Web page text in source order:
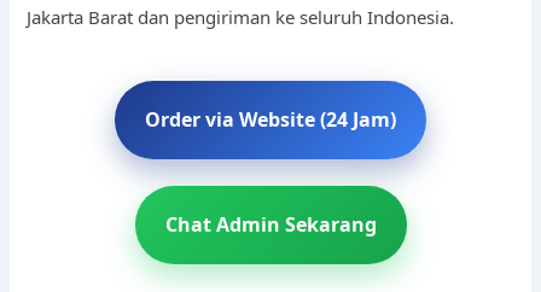
Jakarta Barat dan pengiriman ke seluruh Indonesia.
Order via Website (24 Jam)
Chat Admin Sekarang